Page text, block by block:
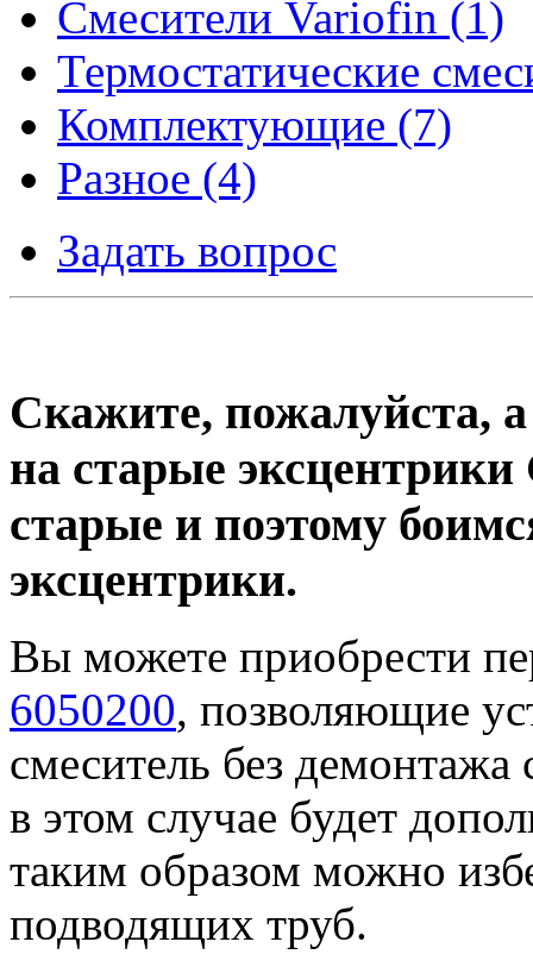
Смесители Variofin (1)
Термостатические
Комплектующие (7)
Разное (4)
Задать вопрос
Скажите, пожалуйста,
на старые эксцентрики
старые и поэтому
эксцентрики.
Вы можете приобрести
6050200, позволяющие
смеситель без
в этом случае будет
таким образом можно
подводящих труб.